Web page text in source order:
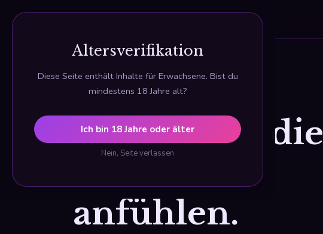
Altersverifikation
Diese Seite enthält Inhalte für Erwachsene. Bist du
mindestens 18 Jahre alt?
Ich bin 18 Jahre oder älter
Nein, Seite verlassen
💬 Chat – Kostenlos & Deutsch
Gespräche, die
anfühlen.